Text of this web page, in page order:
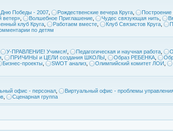
Дню Победы - 2007 Рождественские вечера Круга
ветер» Волшебное Приглашение Чудес связующая нить
клуб Круга Работаем вместе Клуб Связистов Круга
по детям
У-ПРАВЛЕНИЕ! Учимся! Педагогическая и научная работа
ПРИЧИНЫ и ЦЕЛИ создания ШКОЛЫ Образ РЕБЕНКА
Бизнес-проекты SWOT анализ Олимпийский комитет ЛОИ
офис - персонал Виртуальный офис - проблемы
Сценарная группа